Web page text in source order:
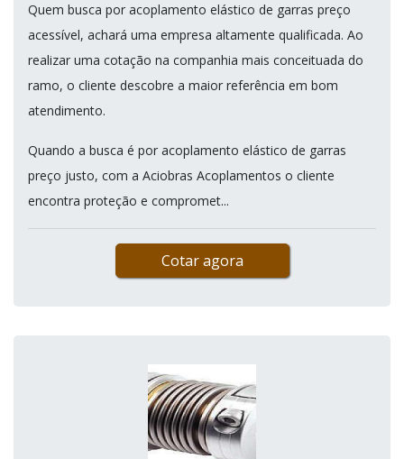
Quem busca por acoplamento elástico de garras preço
acessível, achará uma empresa altamente qualificada. Ao
realizar uma cotação na companhia mais conceituada do
ramo, o cliente descobre a maior referência em bom
atendimento.
Quando a busca é por acoplamento elástico de garras
preço justo, com a Aciobras Acoplamentos o cliente
encontra proteção e compromet...
Cotar agora